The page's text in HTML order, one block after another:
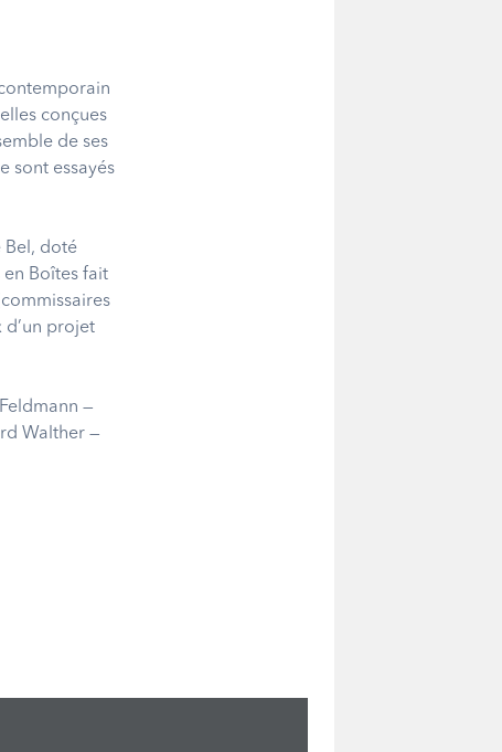
conçues
de ses
sont essayés
Bel, doté
en Boîtes fait
d’un projet
—
Walther —